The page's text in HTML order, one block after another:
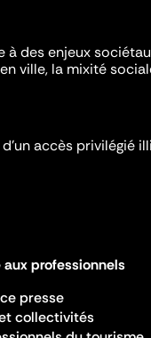
des enjeux
ville, la mixité
accès privilégié
aux professionnels
presse
collectivités